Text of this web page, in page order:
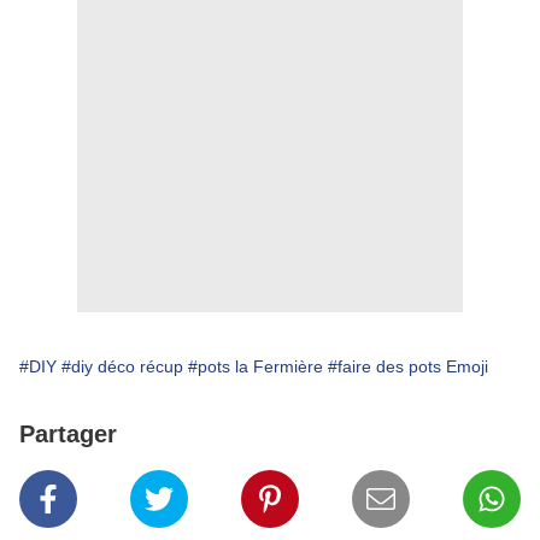
#DIY #diy déco récup #pots la Fermière #faire des pots Emoji
Partager